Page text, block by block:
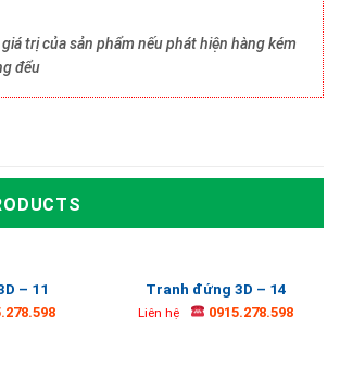
trị của sản phẩm nếu phát hiện hàng kém
đểu
– 11 Tranh đứng 3D – 14
Liên hệ 0915.278.598